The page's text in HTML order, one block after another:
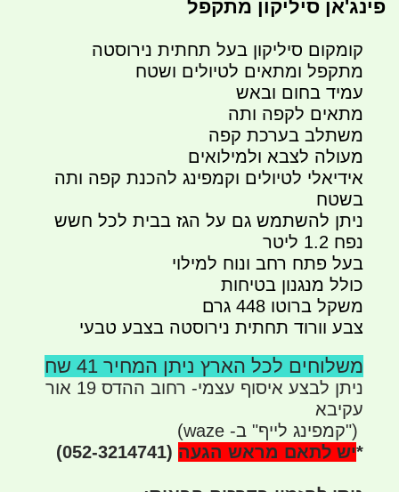
פינג'אן סיליקון מתקפל
קומקום סיליקון בעל תחתית נירוסטה
מתקפל ומתאים לטיולים ושטח
עמיד בחום ובאש
מתאים לקפה ותה
משתלב בערכת קפה
מעולה לצבא ולמילואים
אידיאלי לטיולים וקמפינג להכנת קפה ותה
בשטח
ניתן להשתמש גם על הגז בבית לכל חשש
נפח 1.2 ליטר
בעל פתח רחב ונוח למילוי
כולל מנגנון בטיחות
משקל ברוטו 448 גרם
צבע וורוד תחתית נירוסטה בצבע טבעי
משלוחים לכל הארץ ניתן המחיר 41 שח
ניתן לבצע איסוף עצמי- רחוב ההדס 19 אור
עקיבא
")קמפינג לייף" ב- waze)
*יש לתאם מראש הגעה (052-3214741)